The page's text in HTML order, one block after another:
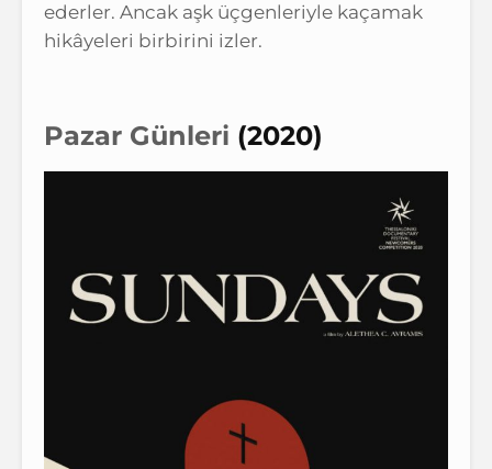
ederler. Ancak aşk üçgenleriyle kaçamak
hikâyeleri birbirini izler.
Pazar Günleri (2020)